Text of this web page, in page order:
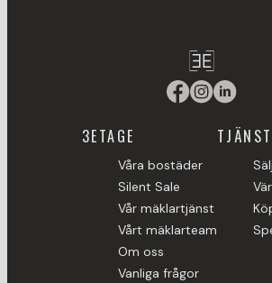
3ETAGE
Våra bostäder
Silent Sale
Vår mäklartjänst
Vårt mäklarteam
Om oss
Vanliga frågor